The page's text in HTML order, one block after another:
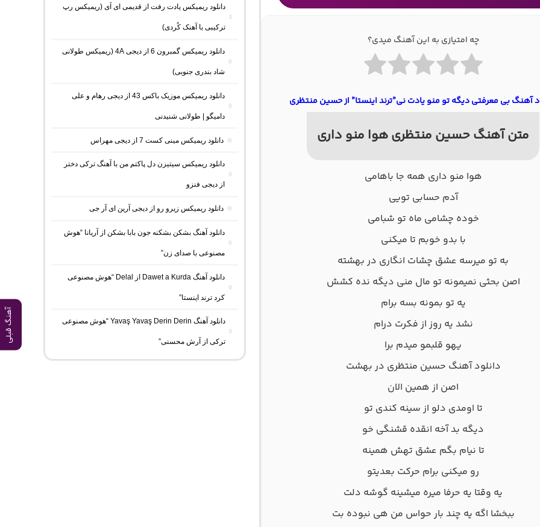
آهنگ قبلی
چه امتیازی به این آهنگ میدی؟
آهنگ بی معرفتی دیگه تو منو یادت نی”ترند اینستا” از حسین منتظری
متن آهنگ حسین منتظری هوا منو داری
هوا منو داری همه جا باهامی
آدم حسابی تویی
خوده چشامی ماه تو شبامی
با بدو خوبم تا میکنی
به تو میرسه عشق چشات انگاری در بهشته
اصن بحثی نمیمونه تو مال منی دیگه نده کشش
یه تو بمونه بسه برام
نشد یه روز از فکرت درام
یهو قلبمو میدم برا
دانلود آهنگ حسین منتظری در بهشت
اصن از همین الان
تا اومدی دلو از سینه کندی تو
دیگه بد آخه انقده قشنگی خو
تا نیام بگم عشق تهش همینه
رو میکنی برام حرکت بعدیتو
یه وقتا یه حرفا میره میشینه گوشه دلت
ببخشا اگه یه چند بار حواس من هی نبوده بت
دانلود ریمیکس یادت رفت از قدیمی ای آی (ریمیکس رپ
ترکیبی با آهنک کُردی)
دانلود ریمیکس گمبرون 6 از دیجی 4A (ریمیکس طولانی
شاد بندری جنوبی)
دانلود ریمیکس موزیک باکس 43 از دیجی رهام و علی
دامیگو | طولانی شنیدنی
دانلود ریمیکس مینی کست 7 از دیجی مهراس
دانلود ریمیکس سیتیزن دل پاکتم من با آهنگ ترکی دختر
از دیجی فنزو
دانلود ریمیکس زیرو رو از دیجی آرین ای آر جی
دانلود آهنگ بشکن بشکنه جون بابا بشکن از آریانا “هوش
مصنوعی با صدای زن”
دانلود آهنگ Dawet a Kurda از Delal “هوش مصنوعی
کرد ترند اینستا”
دانلود آهنگ Yavaş Yavaş Derin Derin “هوش مصنوعی
ترکی از آرش محسنی”